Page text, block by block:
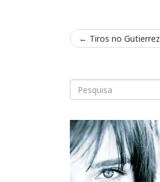
← Tiros no Gutierrez